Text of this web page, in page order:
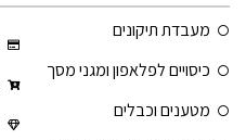
מעבדת תיקונים
כיסויים לפלאפון ומגני מסך
מטענים וכבלים